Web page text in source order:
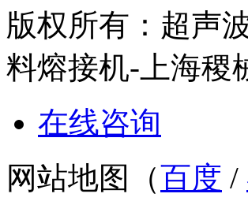
版权所有：超声
料熔接机-上
在线咨询
网站地图（百度 /